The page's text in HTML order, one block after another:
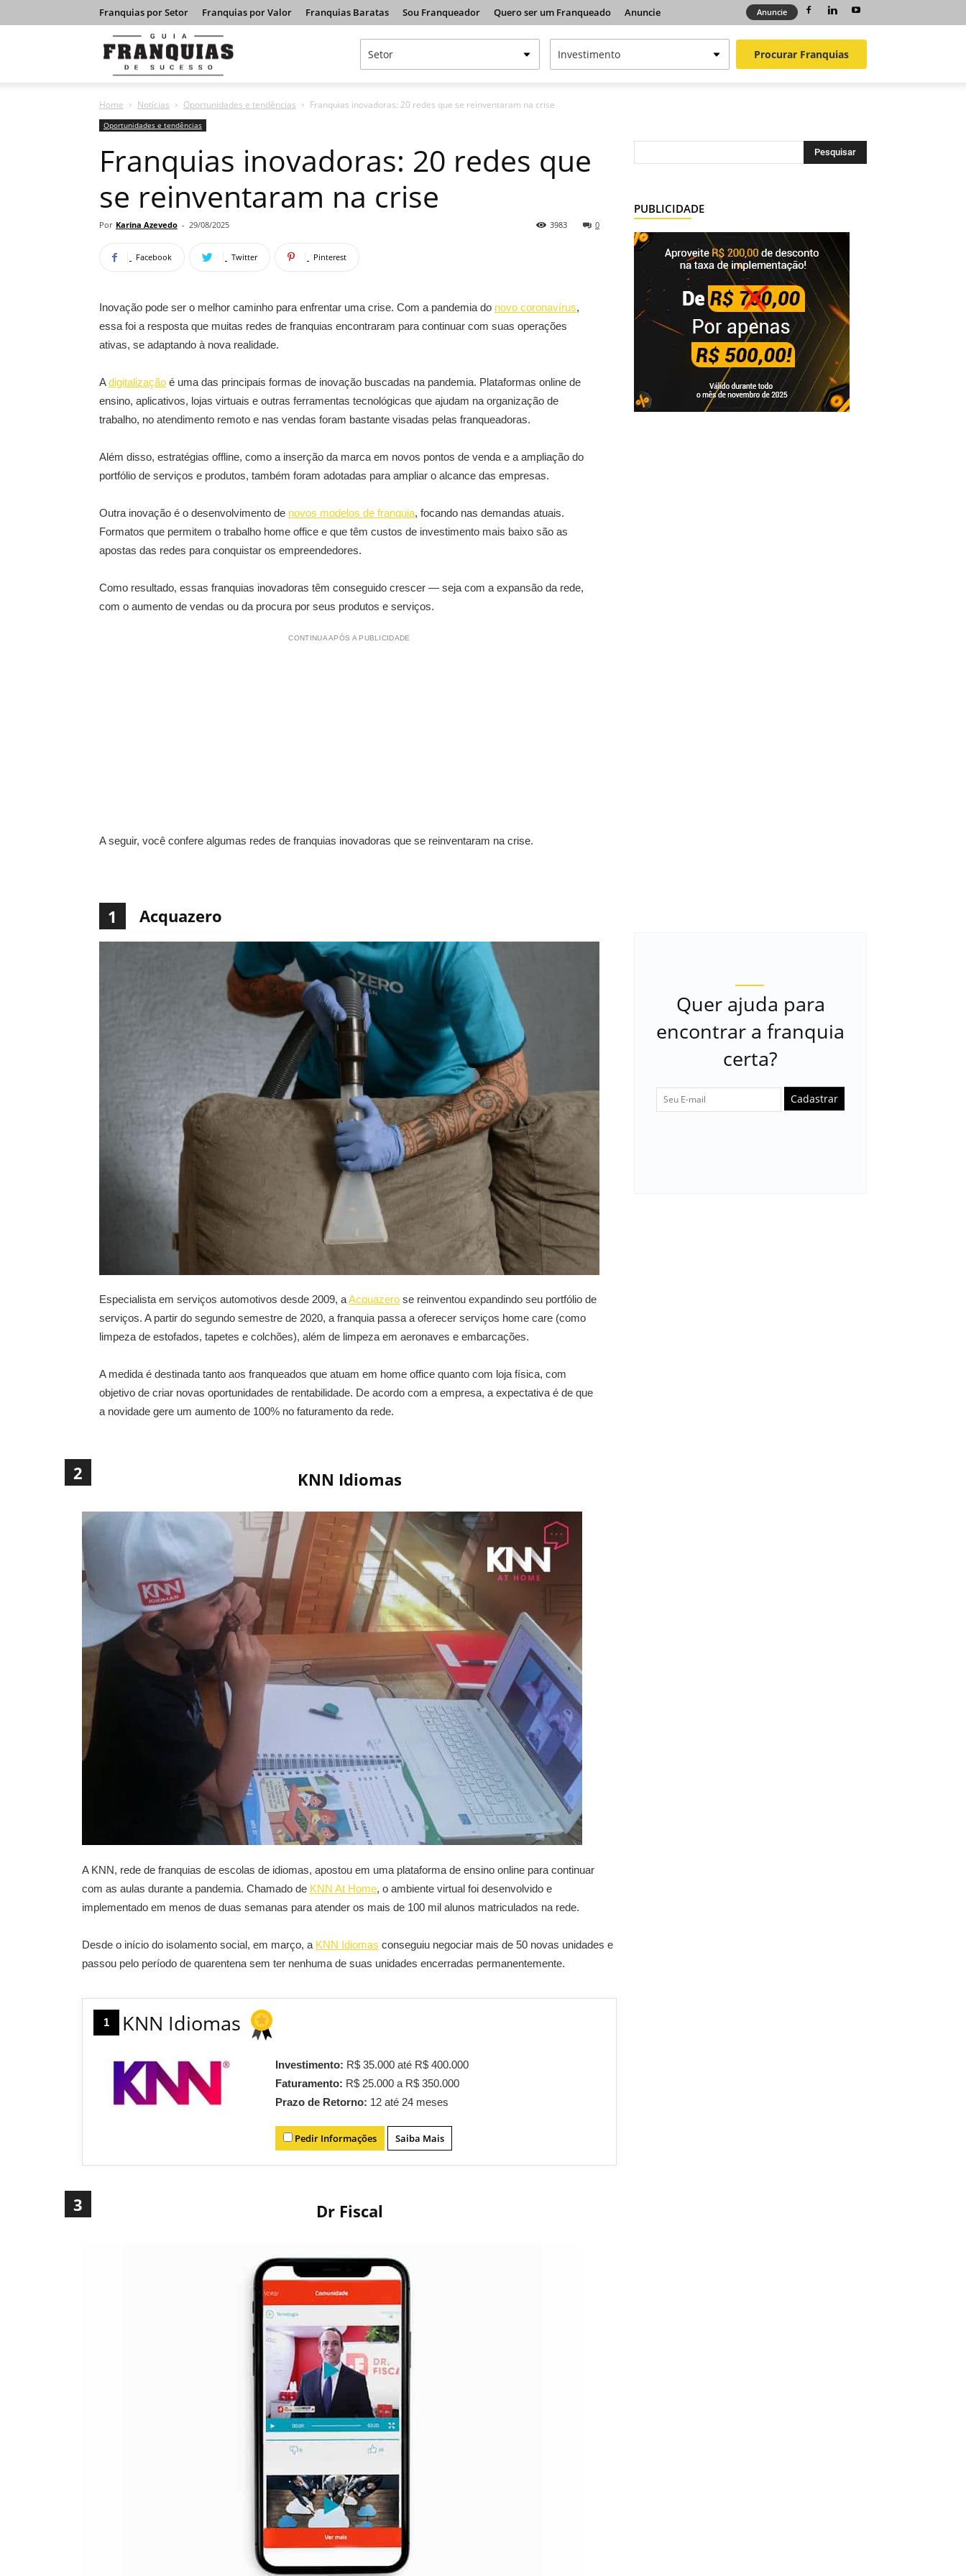
Franquias por Setor Franquias por Valor Franquias Baratas Sou Franqueador Quero ser um Franqueado Anuncie Anuncie
Franquias
Procurar Franquias
Home Notícias Oportunidades e tendências Franquias inovadoras: 20 redes que se reinventaram na crise
Oportunidades e tendências
Franquias inovadoras: 20 redes que
se reinventaram na crise
Por Karina Azevedo - 29/08/2025 0
3983
Facebook Twitter Pinterest
Inovação pode ser o melhor caminho para enfrentar uma crise. Com a pandemia do novo coronavírus,
essa foi a resposta que muitas redes de franquias encontraram para continuar com suas operações
ativas, se adaptando à nova realidade.
Adigitalização é uma das principais formas de inovação buscadas na pandemia. Plataformas online de
ensino, aplicativos, lojas virtuais e outras ferramentas tecnológicas que ajudam na organização de
trabalho, no atendimento remoto e nas vendas foram bastante visadas pelas franqueadoras.
Além disso, estratégias offline, como a inserção da marca em novos pontos de venda e a ampliação do
portfólio de serviços e produtos, também foram adotadas para ampliar o alcance das empresas.
Outra inovação é o desenvolvimento de novos modelos de franquia, focando nas demandas atuais.
Formatos que permitem o trabalho home office e que têm custos de investimento mais baixo são as
apostas das redes para conquistar os empreendedores.
Como resultado, essas franquias inovadoras têm conseguido crescer — seja com a expansão da rede,
com o aumento de vendas ou da procura por seus produtos e serviços.
CONTINUA APÓS A PUBLICIDADE
A seguir, você confere algumas redes de franquias inovadoras que se reinventaram na crise.
1 Acquazero
Especialista em serviços automotivos desde 2009, aAcquazero se reinventou expandindo seu portfólio de
serviços. A partir do segundo semestre de 2020, a franquia passa a oferecer serviços home care (como
limpeza de estofados, tapetes e colchões), além de limpeza em aeronaves e embarcações.
A medida é destinada tanto aos franqueados que atuam em home office quanto com loja física, com
objetivo de criar novas oportunidades de rentabilidade. De acordo com a empresa, a expectativa é de que
a novidade gere um aumento de 100% no faturamento da rede.
2 KNN Idiomas
A KNN, rede de franquias de escolas de idiomas, apostou em uma plataforma de ensino online para continuar
com as aulas durante a pandemia. Chamado de KNN At Home, o ambiente virtual foi desenvolvido e
implementado em menos de duas semanas para atender os mais de 100 mil alunos matriculados na rede.
Desde o início do isolamento social, em março, a KNN Idiomas conseguiu negociar mais de 50 novas unidades e
passou pelo período de quarentena sem ter nenhuma de suas unidades encerradas permanentemente.
1 KNN Idiomas
Investimento: R$ 35.000 até R$ 400.000
Faturamento: R$ 25.000 a R$ 350.000
Prazo de Retorno: 12 até 24 meses
Pedir Informações Saiba Mais
3 Dr Fiscal
PUBLICIDADE
Quer ajuda para
encontrar a franquia
certa?
Cadastrar